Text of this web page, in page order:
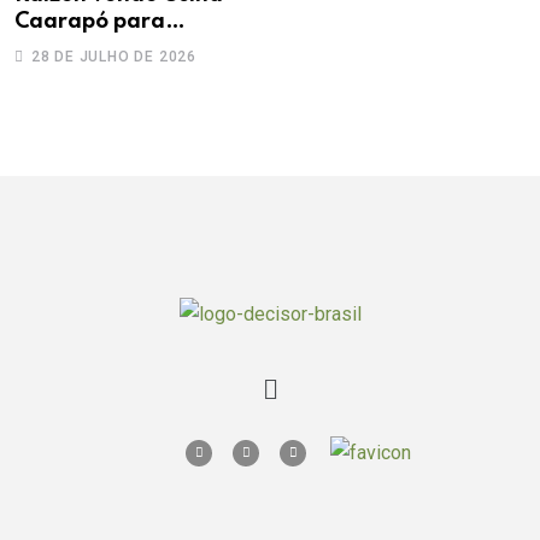
Caarapó para
Adecoagro em
28 DE JULHO DE 2026